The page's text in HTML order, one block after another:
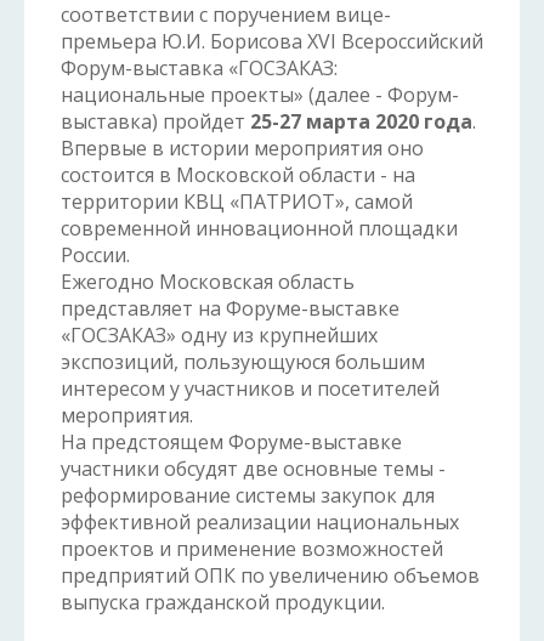
соответствии с поручением вице-
премьера Ю.И. Борисова XVI Всероссийский
Форум-выставка «ГОСЗАКАЗ:
национальные проекты» (далее - Форум-
выставка) пройдет 25-27 марта 2020 года.
Впервые в истории мероприятия оно
состоится в Московской области - на
территории КВЦ «ПАТРИОТ», самой
современной инновационной площадки
России.
Ежегодно Московская область
представляет на Форуме-выставке
«ГОСЗАКАЗ» одну из крупнейших
экспозиций, пользующуюся большим
интересом у участников и посетителей
мероприятия.
На предстоящем Форуме-выставке
участники обсудят две основные темы -
реформирование системы закупок для
эффективной реализации национальных
проектов и применение возможностей
предприятий ОПК по увеличению объемов
выпуска гражданской продукции.